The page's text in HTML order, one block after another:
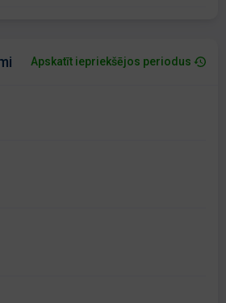
Apskatīt iepriekšējos periodus